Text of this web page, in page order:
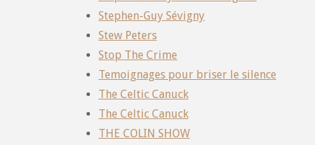
Stephen-Guy Sévigny
Stew Peters
Stop The Crime
Temoignages pour briser le silence
The Celtic Canuck
The Celtic Canuck
THE COLIN SHOW